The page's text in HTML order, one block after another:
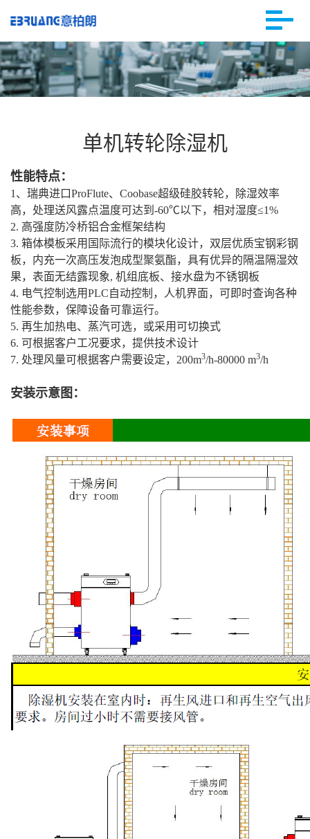
单机转轮除湿机
性能特点：
1、瑞典进口ProFlute、Coobase超级硅胶转轮，除湿效率
高，处理送风露点温度可达到-60℃以下，相对湿度≤1%
2. 高强度防冷桥铝合金框架结构
3. 箱体模板采用国际流行的模块化设计，双层优质宝钢彩钢
板，内充一次高压发泡成型聚氨酯，具有优异的隔温隔湿效
果，表面无结露现象, 机组底板、接水盘为不锈钢板
4. 电气控制选用PLC自动控制，人机界面，可即时查询各种
性能参数，保障设备可靠运行。
5. 再生加热电、蒸汽可选，或采用可切换式
6. 可根据客户工况要求，提供技术设计
7. 处理风量可根据客户需要设定，200m3/h-80000 m3/h
安装示意图：